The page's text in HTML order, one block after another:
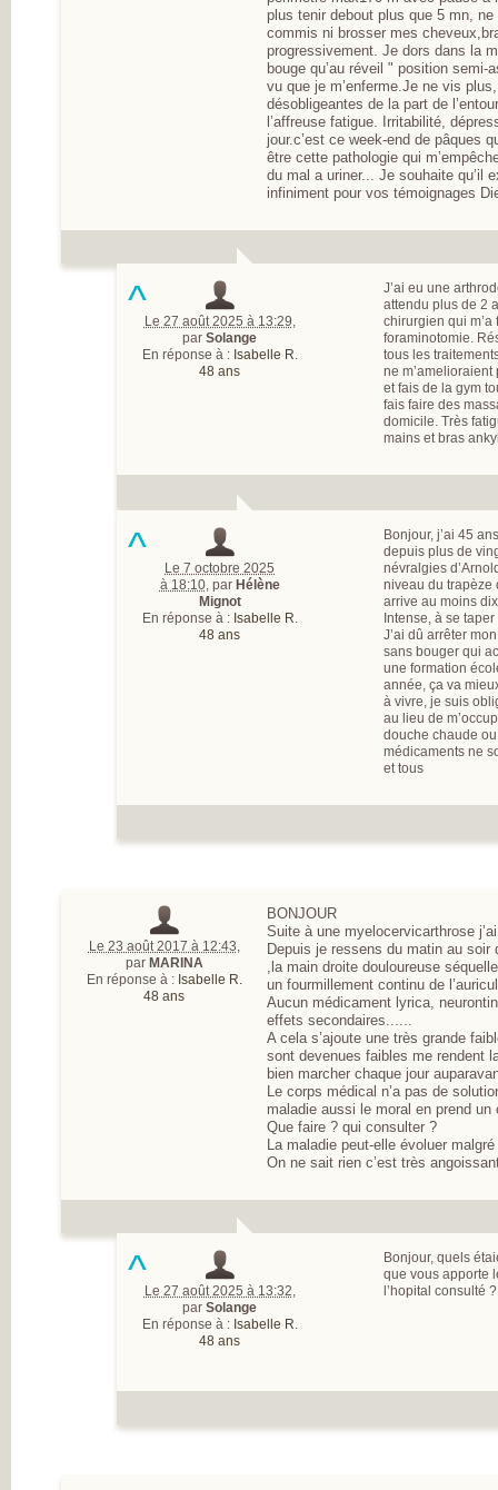
plus tenir debout plus que 5 mn,
commis ni brosser mes
progressivement. Je dors dans la
bouge qu’au réveil " position
vu que je m’enferme.Je ne vis
désobligeantes de la part de
l’affreuse fatigue. Irritabilité,
jour.c’est ce week-end de pâques
être cette pathologie qui
du mal a uriner... Je souhaite qu’il
infiniment pour vos témoignages
^Le 27 août 2025 à 13:29
par Solange
En réponse à : Isabelle R.
48 ans
J’ai eu une
attendu plus de 2
chirurgien qui
foraminotomie.
tous les
ne
et fais de la gym
fais faire des
domicile. Très
mains et bras
^
Le 7 octobre 2025
à 18:10, par Hélène
Mignot
En réponse à : Isabelle R.
48 ans
Bonjour, j’ai 45
depuis plus de
névralgies
niveau du trapèze
arrive au moins
Intense, à se
J’ai dû arrêter
sans bouger qui
une formation
année, ça va
à vivre, je suis
au lieu de
douche chaude
médicaments ne
et tous
Le 23 août 2017 à 12:43
par MARINA
En réponse à : Isabelle R.
48 ans
BONJOUR
Suite à une myelocervicarthrose
Depuis je ressens du matin au
,la main droite douloureuse
un fourmillement continu de
Aucun médicament lyrica,
effets secondaires......
A cela s’ajoute une très grande
sont devenues faibles me rendent
bien marcher chaque jour
Le corps médical n’a pas de
maladie aussi le moral en prend
Que faire ? qui consulter ?
La maladie peut-elle évoluer malgré
On ne sait rien c’est très
^Le 27 août 2025 à 13:32
par Solange
En réponse à : Isabelle R.
48 ans
Bonjour, quels
que vous apporte
l’hopital consulté ?